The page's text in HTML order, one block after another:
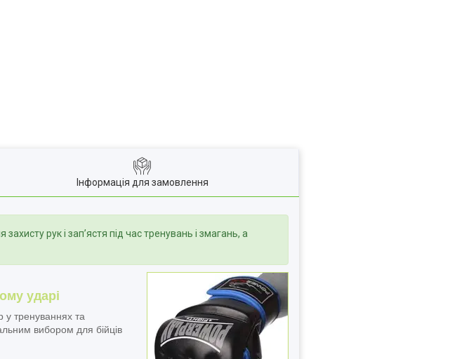
Інформація для замовлення
рук і зап’ястя під час тренувань і змагань, а
ударі
тренуваннях та
вибором для бійців